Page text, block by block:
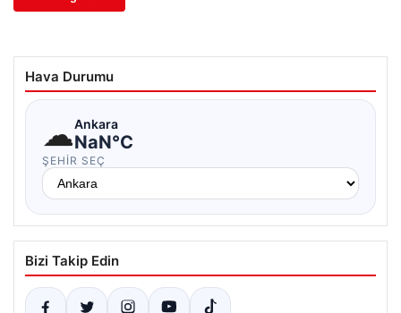
Hava Durumu
☁Ankara
NaN°C
ŞEHIR SEÇ
Bizi Takip Edin